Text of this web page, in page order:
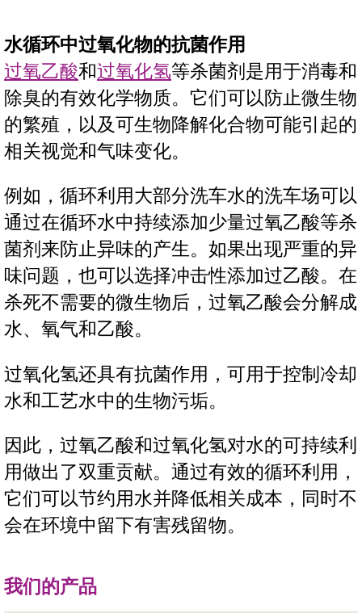
水循环中过氧化物的抗菌作用
过氧乙酸和过氧化氢等杀菌剂是用于消毒和
除臭的有效化学物质。它们可以防止微生物
的繁殖，以及可生物降解化合物可能引起的
相关视觉和气味变化。
例如，循环利用大部分洗车水的洗车场可以
通过在循环水中持续添加少量过氧乙酸等杀
菌剂来防止异味的产生。如果出现严重的异
味问题，也可以选择冲击性添加过乙酸。在
杀死不需要的微生物后，过氧乙酸会分解成
水、氧气和乙酸。
过氧化氢还具有抗菌作用，可用于控制冷却
水和工艺水中的生物污垢。
因此，过氧乙酸和过氧化氢对水的可持续利
用做出了双重贡献。通过有效的循环利用，
它们可以节约用水并降低相关成本，同时不
会在环境中留下有害残留物。
我们的产品